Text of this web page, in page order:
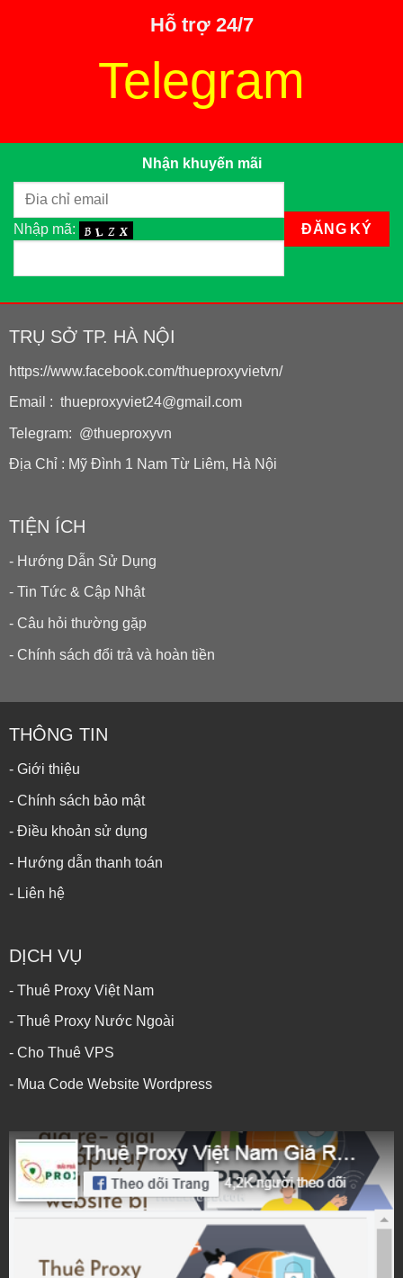
Hỗ trợ 24/7
Telegram
Nhận khuyến mãi
Nhập mã:
TRỤ SỞ TP. HÀ NỘI
https://www.facebook.com/thueproxyvietvn/
Email : thueproxyviet24@gmail.com
Telegram: @thueproxyvn
Địa Chỉ : Mỹ Đình 1 Nam Từ Liêm, Hà Nội
TIỆN ÍCH
- Hướng Dẫn Sử Dụng
- Tin Tức & Cập Nhật
- Câu hỏi thường gặp
- Chính sách đổi trả và hoàn tiền
THÔNG TIN
- Giới thiệu
- Chính sách bảo mật
- Điều khoản sử dụng
- Hướng dẫn thanh toán
- Liên hệ
DỊCH VỤ
- Thuê Proxy Việt Nam
- Thuê Proxy Nước Ngoài
- Cho Thuê VPS
- Mua Code Website Wordpress